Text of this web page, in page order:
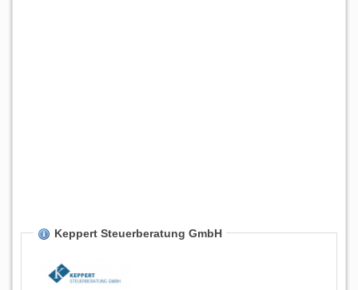
Keppert Steuerberatung GmbH